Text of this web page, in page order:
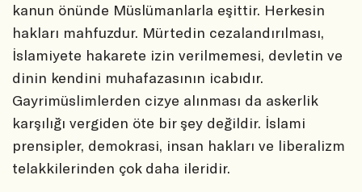
kanun önünde Müslümanlarla eşittir. Herkesin
hakları mahfuzdur. Mürtedin cezalandırılması,
İslamiyete hakarete izin verilmemesi, devletin ve
dinin kendini muhafazasının icabıdır.
Gayrimüslimlerden cizye alınması da askerlik
karşılığı vergiden öte bir şey değildir. İslami
prensipler, demokrasi, insan hakları ve liberalizm
telakkilerinden çok daha ileridir.